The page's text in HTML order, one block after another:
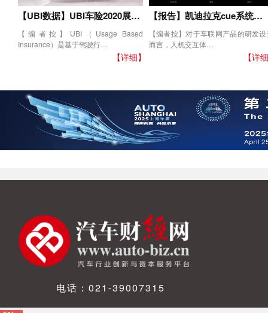
【UBI数据】UBI车险2020展…
【编者按】UBI（Usage Based
Insurance）是基于驾驶行…
【详细】
【报告】凯迪拉克cue系统…
【编者按】对于车联网产品的研发
而言，人机交互体…
【详
电话：021-39007315